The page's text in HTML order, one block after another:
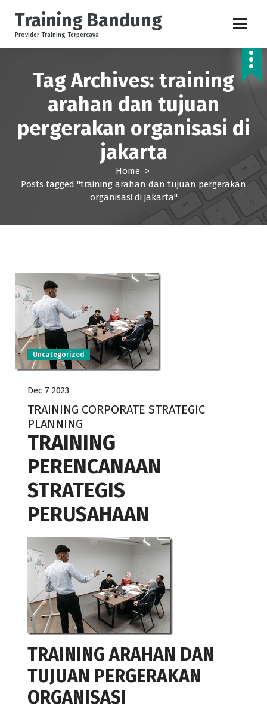
p
Training Bandung
Provider Training Terpercaya
Tag Archives: training
arahan dan tujuan
pergerakan organisasi di
jakarta
Home >
Posts tagged "training arahan dan tujuan pergerakan
organisasi di jakarta"
Uncategorized
Dec 7 2023
TRAINING CORPORATE STRATEGIC
PLANNING
TRAINING
PERENCANAAN
STRATEGIS
PERUSAHAAN
TRAINING ARAHAN DAN
TUJUAN PERGERAKAN
ORGANISASI